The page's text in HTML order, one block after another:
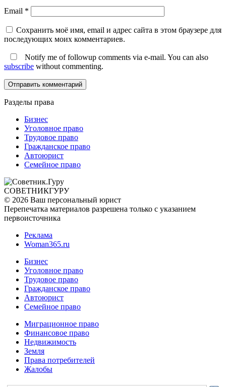
Email *
Сохранить моё имя, email и адрес сайта в этом браузере для
последующих моих комментариев.
Notify me of followup comments via e-mail. You can also
subscribe without commenting.
Разделы права
Бизнес
Уголовное право
Трудовое право
Гражданское право
Автоюрист
Семейное право
СОВЕТНИКГУРУ
© 2026 Ваш персональный юрист
Перепечатка материалов разрешена только с указанием
первоисточника
Реклама
Woman365.ru
Бизнес
Уголовное право
Трудовое право
Гражданское право
Автоюрист
Семейное право
Миграционное право
Финансовое право
Недвижимость
Земля
Права потребителей
Жалобы